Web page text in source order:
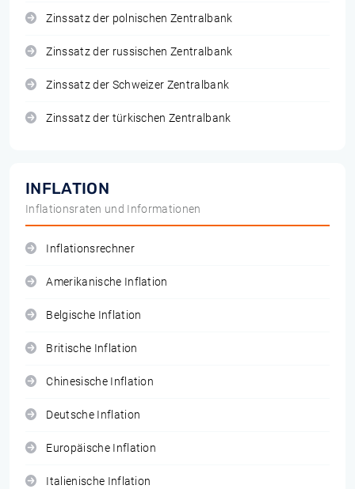
Zinssatz der polnischen Zentralbank
Zinssatz der russischen Zentralbank
Zinssatz der Schweizer Zentralbank
Zinssatz der türkischen Zentralbank
INFLATION
Inflationsraten und Informationen
Inflationsrechner
Amerikanische Inflation
Belgische Inflation
Britische Inflation
Chinesische Inflation
Deutsche Inflation
Europäische Inflation
Italienische Inflation